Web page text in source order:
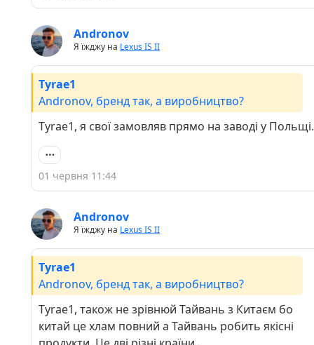
Andronov
Я їжджу на Lexus IS II
Tyrae1
Andronov, бренд так, а виробництво?
Tyrae1, я свої замовляв прямо на заводі у Польщі.
01 червня 11:44
Andronov
Я їжджу на Lexus IS II
Tyrae1
Andronov, бренд так, а виробництво?
Tyrae1, також не зрівнюй Тайвань з Китаєм бо
китай це хлам повний а Тайвань робить якісні